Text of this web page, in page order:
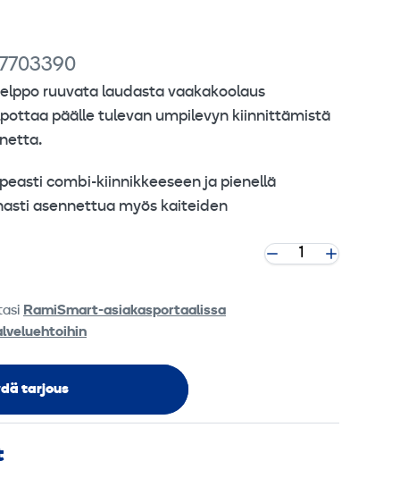
ruuvata laudasta vaakakoolaus
päälle tulevan umpilevyn kiinnittämistä
combi-kiinnikkeeseen ja pienellä
asennettua myös kaiteiden
RamiSmart-asiakasportaalissa
tarjous